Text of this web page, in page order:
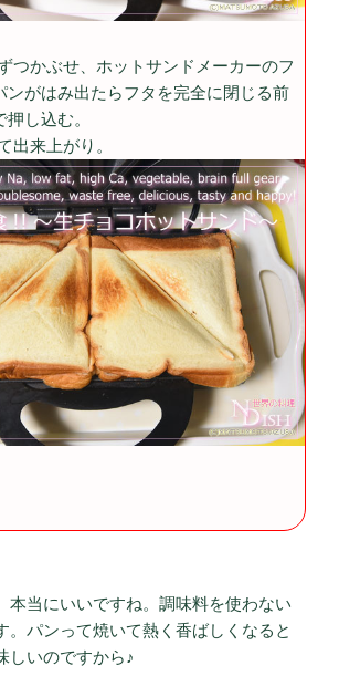
つかぶせ、ホットサンドメーカーのフ
ンがはみ出たらフタを完全に閉じる前
し込む。
出来上がり。
本当にいいですね。調味料を使わない
。パンって焼いて熱く香ばしくなると
しいのですから♪